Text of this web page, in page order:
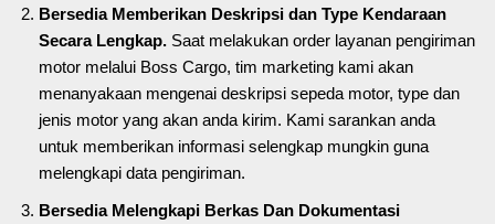
Bersedia Memberikan Deskripsi dan Type Kendaraan
Secara Lengkap. Saat melakukan order layanan pengiriman
motor melalui Boss Cargo, tim marketing kami akan
menanyakaan mengenai deskripsi sepeda motor, type dan
jenis motor yang akan anda kirim. Kami sarankan anda
untuk memberikan informasi selengkap mungkin guna
melengkapi data pengiriman.
Bersedia Melengkapi Berkas Dan Dokumentasi